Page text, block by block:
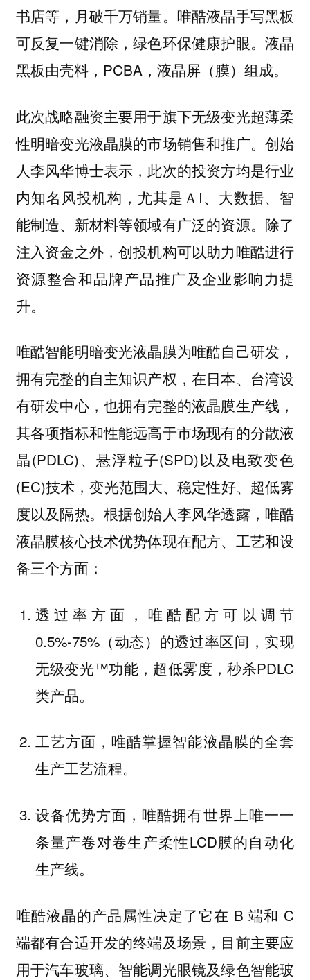
书店等，月破千万销量。唯酷液晶手写黑板
可反复一键消除，绿色环保健康护眼。液晶
黑板由壳料，PCBA，液晶屏（膜）组成。
此次战略融资主要用于旗下无级变光超薄柔
性明暗变光液晶膜的市场销售和推广。创始
人李风华博士表示，此次的投资方均是行业
内知名风投机构，尤其是ＡI、大数据、智
能制造、新材料等领域有广泛的资源。除了
注入资金之外，创投机构可以助力唯酷进行
资源整合和品牌产品推广及企业影响力提
升。
唯酷智能明暗变光液晶膜为唯酷自己研发，
拥有完整的自主知识产权 ，在日本、台湾设
有研发中心，也拥有完整的液晶膜生产线，
其各项指标和性能远高于市场现有的分散液
晶(PDLC)、悬浮粒子(SPD)以及电致变色
(EC)技术，变光范围大、稳定性好、超低雾
度以及隔热。根据创始人李风华透露， 唯酷
液晶膜核心技术优势体现在配方、工艺和设
备三个方面：
透过率方面，唯酷配方可以调节
0.5%-75%（动态）的透过率区间，实现
无级变光™功能，超低雾度，秒杀PDLC
类产品。
工艺方面，唯酷掌握智能液晶膜的全套
生产工艺流程。
设备优势方面，唯酷拥有世界上唯一一
条量产卷对卷生产柔性LCD膜的自动化
生产线。
唯酷液晶的产品属性决定了它在 B 端和 C
端都有合适开发的终端及场景，目前主要应
用于汽车玻璃、智能调光眼镜及绿色智能玻